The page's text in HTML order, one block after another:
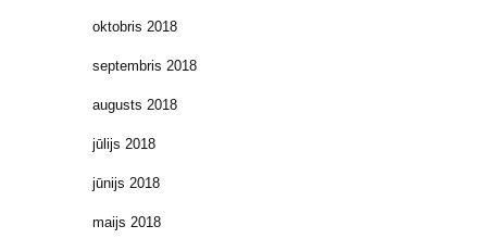
oktobris 2018
septembris 2018
augusts 2018
jūlijs 2018
jūnijs 2018
maijs 2018